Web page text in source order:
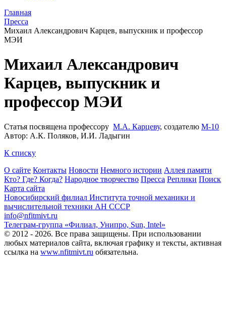
Главная
Пресса
Михаил Александрович Карцев, выпускник и профессор
МЭИ
Михаил Александрович
Карцев, выпускник и
профессор МЭИ
Статья посвящена профессору М.А. Карцеву, создателю М-10
Автор: А.К. Поляков, И.И. Ладыгин
К списку
О сайте Контакты Новости Немного истории Аллея памяти
Кто? Где? Когда? Народное творчество Пресса Реплики Поиск
Карта сайта
Новосибирский филиал Института точной механики и
вычислительной техники АН СССР
info@nfitmivt.ru
Телеграм-группа «Филиал, Унипро, Sun, Intel»
© 2012 - 2026. Все права защищены. При использовании
любых материалов сайта, включая графику и тексты, активная
ссылка на www.nfitmivt.ru обязательна.